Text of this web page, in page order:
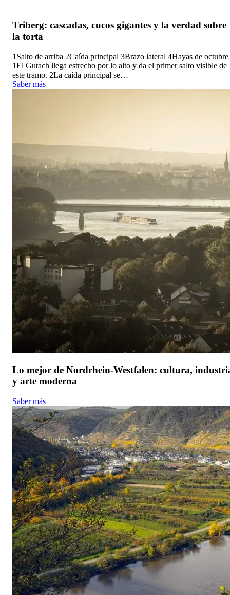
Triberg: cascadas, cucos gigantes y la verdad sobre
la torta
1Salto de arriba 2Caída principal 3Brazo lateral 4Hayas de octubre
1El Gutach llega estrecho por lo alto y da el primer salto visible de
este tramo. 2La caída principal se…
Saber más
Lo mejor de Nordrhein-Westfalen: cultura,
y arte moderna
Saber más